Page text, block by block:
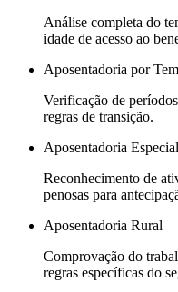
Análise completa do
idade de acesso ao
Aposentadoria por
Verificação de
regras de transição.
Aposentadoria Especial
Reconhecimento de
penosas para
Aposentadoria Rural
Comprovação do
regras específicas do